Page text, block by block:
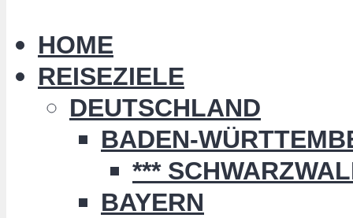
HOME
REISEZIELE
DEUTSCHLAND
BADEN-
***
BAYERN